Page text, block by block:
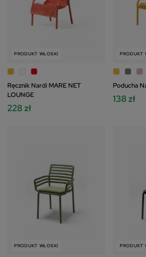
PRODUKT WŁOSKI
Ręcznik Nardi MARE NET
LOUNGE
228 zł
PRODUKT
Poducha
138 zł
PRODUKT WŁOSKI PRODUKT